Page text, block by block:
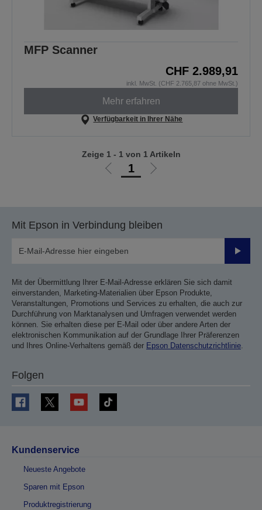
MFP Scanner
CHF 2.989,91
inkl. MwSt. (CHF 2.765,87 ohne MwSt.)
Mehr erfahren
Verfügbarkeit in Ihrer Nähe
Zur
1
Zur
Zeige 1 - 1 von 1 Artikeln
Mit Epson in Verbindung bleiben
Mit der Übermittlung Ihrer E-Mail-Adresse erklären Sie sich damit
einverstanden, Marketing-Materialien über Epson Produkte,
Veranstaltungen, Promotions und Services zu erhalten, die auch zur
Durchführung von Marktanalysen und Umfragen verwendet werden
können. Sie erhalten diese per E-Mail oder über andere Arten der
elektronischen Kommunikation auf der Grundlage Ihrer Präferenzen
und Ihres Online-Verhaltens gemäß der Epson Datenschutzrichtlinie.
Folgen
Kundenservice
Neueste Angebote
Sparen mit Epson
Produktregistrierung